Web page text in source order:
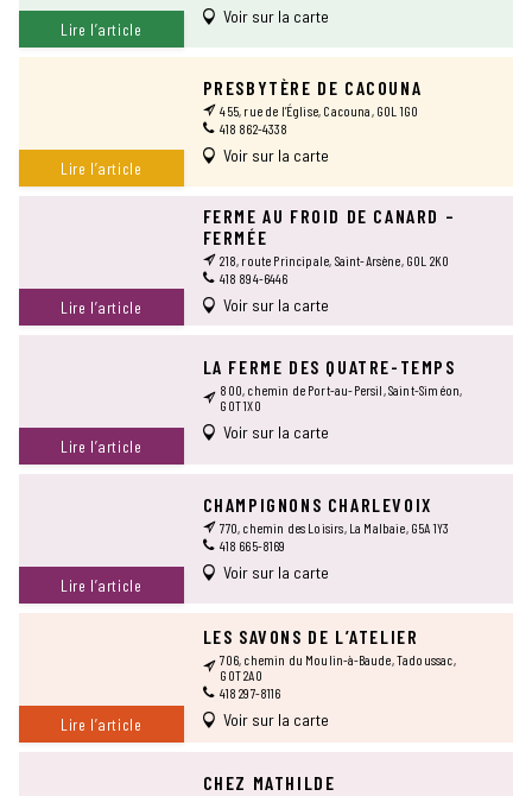
Lire l’article
Voir sur la carte
Lire l’article
PRESBYTÈRE DE CACOUNA
455, rue de l’Église, Cacouna, G0L 1G0
418 862-4338
Voir sur la carte
Lire l’article
FERME AU FROID DE CANARD –
FERMÉE
218, route Principale, Saint-Arsène, G0L 2K0
418 894-6446
Voir sur la carte
Lire l’article
LA FERME DES QUATRE-TEMPS
800, chemin de Port-au-Persil, Saint-Siméon,
G0T 1X0
Voir sur la carte
Lire l’article
CHAMPIGNONS CHARLEVOIX
770, chemin des Loisirs, La Malbaie, G5A 1Y3
418 665-8169
Voir sur la carte
Lire l’article
LES SAVONS DE L’ATELIER
706, chemin du Moulin-à-Baude, Tadoussac,
G0T 2A0
418 297-8116
Voir sur la carte
CHEZ MATHILDE